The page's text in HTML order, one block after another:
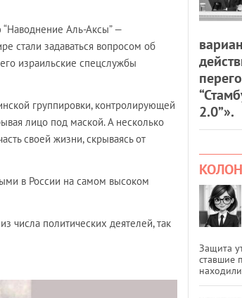
Аль-Аксы” —
стали задаваться вопросом об
израильские спецслужбы
группировки, контролирующей
лицо под маской. А несколько
своей жизни, скрываясь от
в России на самом высоком
числа политических деятелей, так
2.0”».
Защита
ставшие